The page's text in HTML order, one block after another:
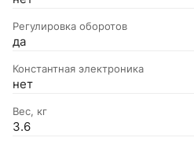
Регулировка оборотов
да
Константная электроника
нет
Вес, кг
3.6